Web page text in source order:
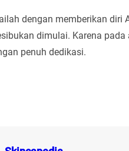
dengan memberikan
dimulai. Karena
penuh dedikasi.